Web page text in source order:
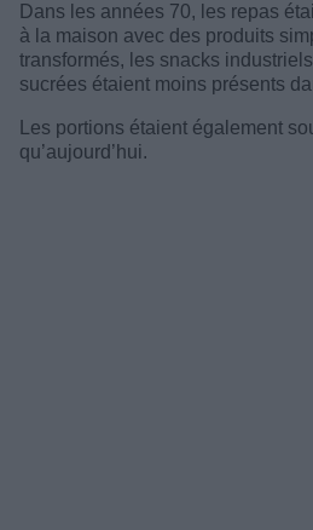
Dans les années 70, les repas
à la maison avec des produits
transformés, les snacks
sucrées étaient moins présents
Les portions étaient également
qu’aujourd’hui.